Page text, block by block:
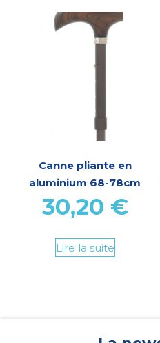
Canne pliante en
aluminium 68-78cm
30,20 €
Lire la suite